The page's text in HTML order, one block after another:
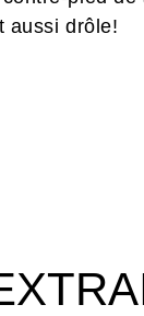
aussi drôle!